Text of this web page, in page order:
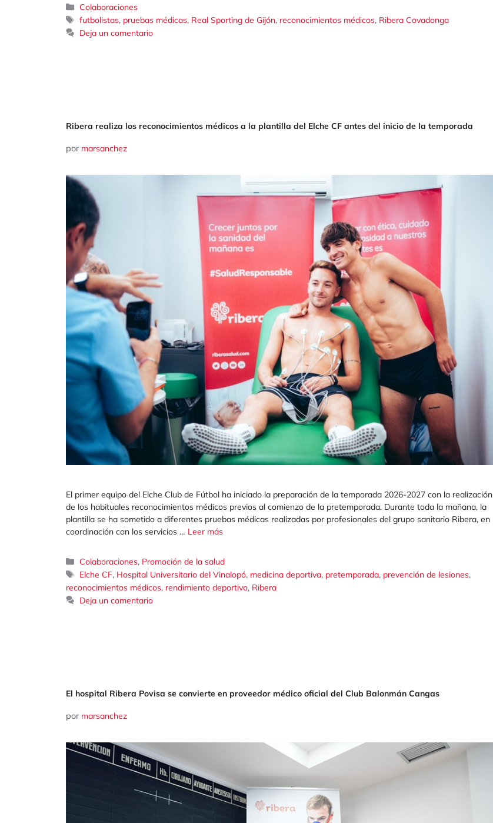
Categorías
Colaboraciones
Etiquetas
futbolistas, pruebas médicas, Real Sporting de Gijón, reconocimientos médicos, Ribera Covadonga
Deja un comentario
Ribera realiza los reconocimientos médicos a la plantilla del Elche CF antes del inicio de la temporada
por marsanchez
El primer equipo del Elche Club de Fútbol ha iniciado la preparación de la temporada 2026-2027 con la realización
de los habituales reconocimientos médicos previos al comienzo de la pretemporada. Durante toda la mañana, la
plantilla se ha sometido a diferentes pruebas médicas realizadas por profesionales del grupo sanitario Ribera, en
coordinación con los servicios … Leer más
Categorías
Colaboraciones, Promoción de la salud
Etiquetas
Elche CF, Hospital Universitario del Vinalopó, medicina deportiva, pretemporada, prevención de lesiones,
reconocimientos médicos, rendimiento deportivo, Ribera
Deja un comentario
El hospital Ribera Povisa se convierte en proveedor médico oficial del Club Balonmán Cangas
por marsanchez